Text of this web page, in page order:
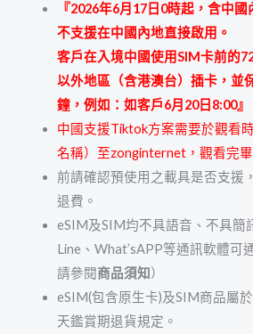
『2026年6月17日0時起，含中
不支援在中國內地直接啟用。
客戶在入境中國使用SIM卡前的
以外地區（含港澳台）插卡，並
鐘，例如：如客戶6月20日8:00』
中國支援Tiktok方案需要於觀看
名稱）至zonginternet，觀看完畢
前請確認預使用之載具是否支援
退費。
eSIM及SIM均不具語音、不具簡
Line、What’sAPP等通訊軟體可
請參閱商品須知）
eSIM(包含原生卡)及SIM商品屬
天鑑賞期退貨規定。